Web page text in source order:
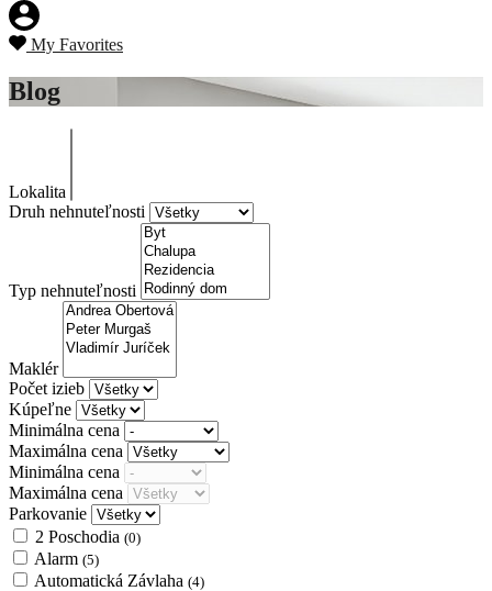
My Favorites
Blog
Lokalita
Druh nehnuteľnosti
Typ nehnuteľnosti
Maklér
Počet izieb
Kúpeľne
Minimálna cena
Maximálna cena
Minimálna cena
Maximálna cena
Parkovanie
2 Poschodia (0)
Alarm (5)
Automatická Závlaha (4)